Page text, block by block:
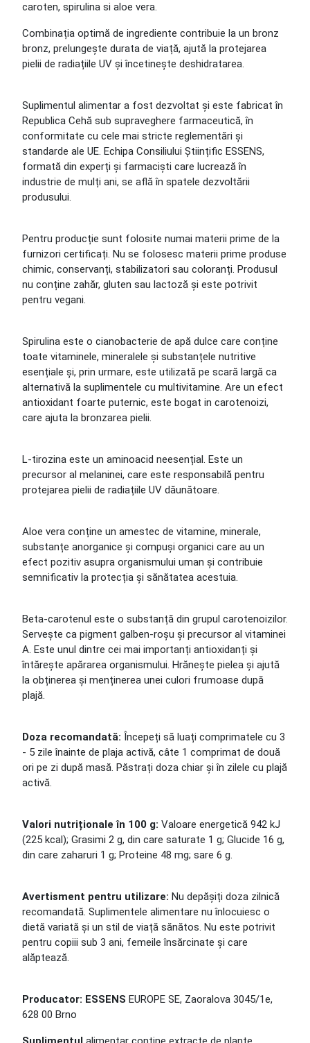
caroten, spirulina si aloe vera.
Combinația optimă de ingrediente contribuie la un bronz
bronz, prelungește durata de viață, ajută la protejarea
pielii de radiațiile UV și încetinește deshidratarea.
Suplimentul alimentar a fost dezvoltat și este fabricat în
Republica Cehă sub supraveghere farmaceutică, în
conformitate cu cele mai stricte reglementări și
standarde ale UE. Echipa Consiliului Științific ESSENS,
formată din experți și farmaciști care lucrează în
industrie de mulți ani, se află în spatele dezvoltării
produsului.
Pentru producție sunt folosite numai materii prime de la
furnizori certificați. Nu se folosesc materii prime produse
chimic, conservanți, stabilizatori sau coloranți. Produsul
nu conține zahăr, gluten sau lactoză și este potrivit
pentru vegani.
Spirulina este o cianobacterie de apă dulce care conține
toate vitaminele, mineralele și substanțele nutritive
esențiale și, prin urmare, este utilizată pe scară largă ca
alternativă la suplimentele cu multivitamine. Are un efect
antioxidant foarte puternic, este bogat in carotenoizi,
care ajuta la bronzarea pielii.
L-tirozina este un aminoacid neesențial. Este un
precursor al melaninei, care este responsabilă pentru
protejarea pielii de radiațiile UV dăunătoare.
Aloe vera conține un amestec de vitamine, minerale,
substanțe anorganice și compuși organici care au un
efect pozitiv asupra organismului uman și contribuie
semnificativ la protecția și sănătatea acestuia.
Beta-carotenul este o substanță din grupul carotenoizilor.
Servește ca pigment galben-roșu și precursor al vitaminei
A. Este unul dintre cei mai importanți antioxidanți și
întărește apărarea organismului. Hrănește pielea și ajută
la obținerea și menținerea unei culori frumoase după
plajă.
Doza recomandată: Începeți să luați comprimatele cu 3
- 5 zile înainte de plaja activă, câte 1 comprimat de două
ori pe zi după masă. Păstrați doza chiar și în zilele cu plajă
activă.
Valori nutriționale în 100 g: Valoare energetică 942 kJ
(225 kcal); Grasimi 2 g, din care saturate 1 g; Glucide 16 g,
din care zaharuri 1 g; Proteine ​​48 mg; sare 6 g.
Avertisment pentru utilizare: Nu depășiți doza zilnică
recomandată. Suplimentele alimentare nu înlocuiesc o
dietă variată și un stil de viață sănătos. Nu este potrivit
pentru copiii sub 3 ani, femeile însărcinate și care
alăptează.
Producator: ESSENS EUROPE SE, Zaoralova 3045/1e,
628 00 Brno